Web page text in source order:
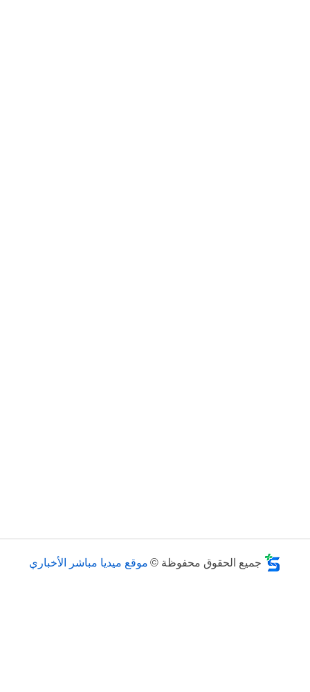
جميع الحقوق محفوظة © موقع ميديا مباشر الأخباري